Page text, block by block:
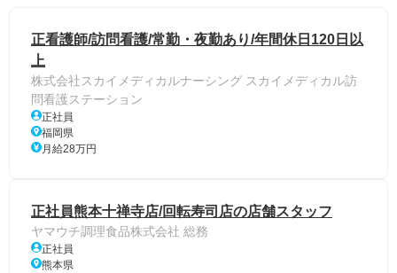
正看護師/訪問看護/常勤・夜勤あり/年間休日120日以
上
株式会社スカイメディカルナーシング スカイメディカル訪
問看護ステーション
正社員
福岡県
月給28万円
正社員熊本十禅寺店/回転寿司店の店舗スタッフ
ヤマウチ調理食品株式会社 総務
正社員
熊本県